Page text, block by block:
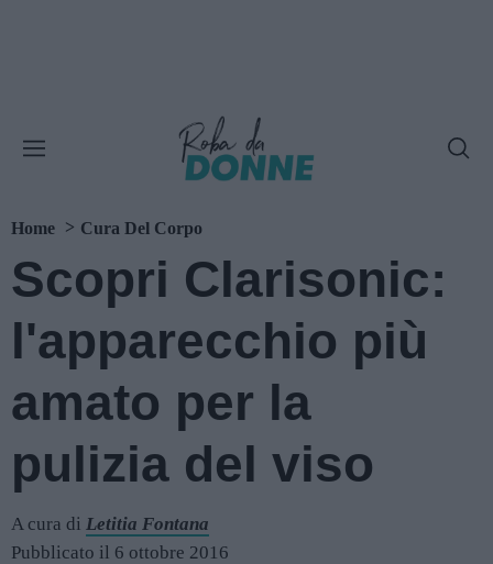
Home Cura Del Corpo
Scopri Clarisonic:
l'apparecchio più
amato per la
pulizia del viso
A cura di Letitia Fontana
Pubblicato il 6 ottobre 2016